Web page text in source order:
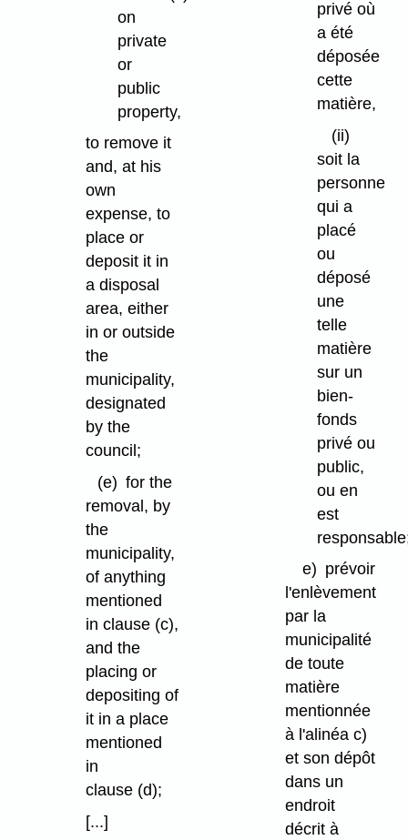
on
private
or
public
property,
to remove it
and, at his
own
expense, to
place or
deposit it in
a disposal
area, either
in or outside
the
municipality,
designated
by the
council;
(e) for the
removal, by
the
municipality,
of anything
mentioned
in clause (c),
and the
placing or
depositing of
it in a place
mentioned
in
clause (d);
[...]
privé où
a été
déposée
cette
matière,
(ii)
soit la
personne
qui a
placé
ou
déposé
une
telle
matière
sur un
bien-
fonds
privé ou
public,
ou en
est
e) prévoir
l'enlèvement
par la
municipalité
de toute
matière
mentionnée
à l'alinéa c)
et son dépôt
dans un
endroit
décrit à